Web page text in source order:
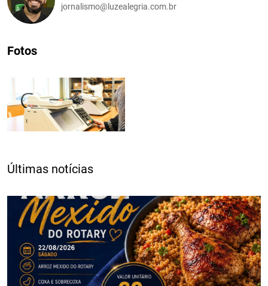
jornalismo@luzealegria.com.br
Fotos
Últimas notícias